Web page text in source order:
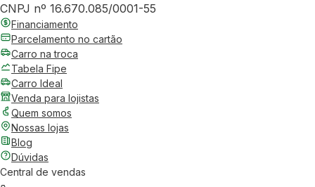
CNPJ nº 16.670.085/0001-55
Financiamento
Parcelamento no cartão
Carro na troca
Tabela Fipe
Carro Ideal
Venda para lojistas
Quem somos
Nossas lojas
Blog
Dúvidas
Central de vendas